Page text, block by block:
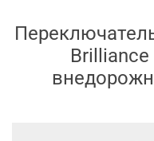
Brilliance